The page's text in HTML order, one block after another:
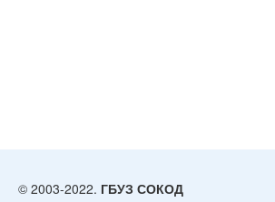
© 2003-2022. ГБУЗ СОКОД